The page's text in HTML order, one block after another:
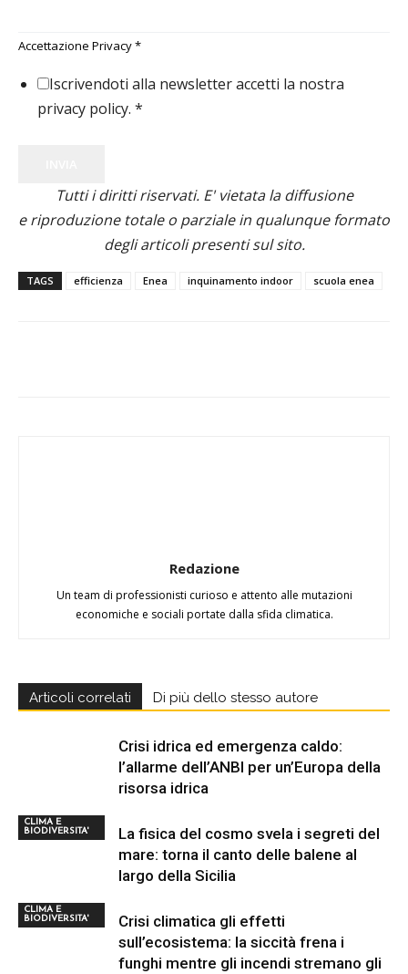
Accettazione Privacy*
Iscrivendoti alla newsletter accetti la nostra
privacy policy. *
Tutti i diritti riservati. E' vietata la diffusione
e riproduzione totale o parziale in qualunque formato
degli articoli presenti sul sito.
TAGS efficienza Enea inquinamento indoor scuola enea
Redazione
Un team di professionisti curioso e attento alle mutazioni
economiche e sociali portate dalla sfida climatica.
Articoli correlati Di più dello stesso autore
CLIMA E
BIODIVERSITA'
Crisi idrica ed emergenza caldo:
l’allarme dell’ANBI per un’Europa della
risorsa idrica
CLIMA E
BIODIVERSITA'
La fisica del cosmo svela i segreti del
mare: torna il canto delle balene al
largo della Sicilia
Crisi climatica gli effetti
sull’ecosistema: la siccità frena i
funghi mentre gli incendi stremano gli